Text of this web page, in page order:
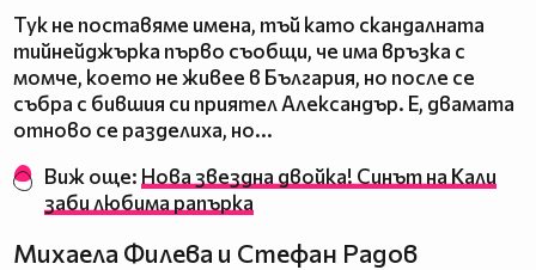
Тук не поставяме имена, тъй като скандалната
тийнейджърка първо съобщи, че има връзка с
момче, което не живее в България, но после се
събра с бившия си приятел Александър. Е, двамата
отново се разделиха, но...
Виж още: Нова звездна двойка! Синът на Кали
заби любима рапърка
Михаела Филева и Стефан Радов